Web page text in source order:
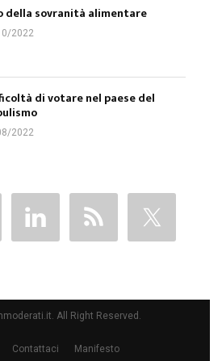
della sovranità alimentare
2022
di votare nel paese del
2022
All Right Reserved.
Contattaci Manifesto